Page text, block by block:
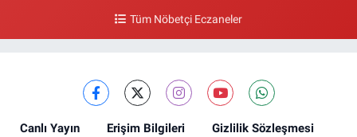
Tüm Nöbetçi Eczaneler
Canlı Yayın Erişim Bilgileri
Gizlilik Sözleşmesi